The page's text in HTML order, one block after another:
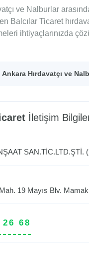
ve Nalburlar
Balcılar Ticaret
ihtiyaçlarınızda
Ankara Hırdavatçı ve
İletişim
SAN.TİC.LTD.ŞTİ.
19 Mayıs Blv. Mamak
68